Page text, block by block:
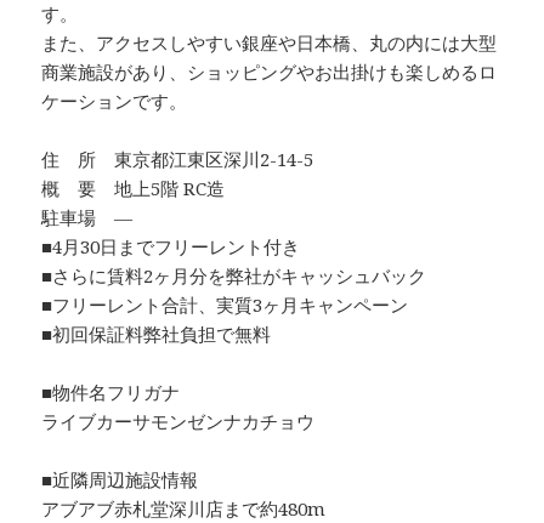
す。
また、アクセスしやすい銀座や日本橋、丸の内には大型
商業施設があり、ショッピングやお出掛けも楽しめるロ
ケーションです。
住 所 東京都江東区深川2-14-5
概 要 地上5階 RC造
駐車場 ―
■4月30日までフリーレント付き
■さらに賃料2ヶ月分を弊社がキャッシュバック
■フリーレント合計、実質3ヶ月キャンペーン
■初回保証料弊社負担で無料
■物件名フリガナ
ライブカーサモンゼンナカチョウ
■近隣周辺施設情報
アブアブ赤札堂深川店まで約480m